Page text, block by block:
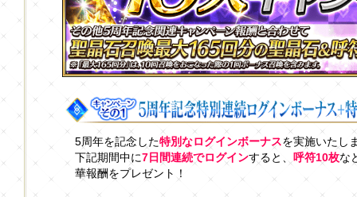
5周年を記念した特別なログインボーナスを実施いたし
下記期間中に7日間連続でログインすると、 呼符10枚な
華報酬をプレゼント！